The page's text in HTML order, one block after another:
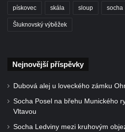
Hrob Pavla Patušnika na hřbitově
nad Desnou v Tanvaldu
Pomník prvního a druhého odboje v
Hrob Antona Reintsche na hřbitově
pískovec skála sloup socha
Šluknovský výběžek
Nejnovější příspěvky
Dubová alej u loveckého zámku
Socha Posel na břehu Munického
Vltavou
Socha Ledviny mezi kruhovým